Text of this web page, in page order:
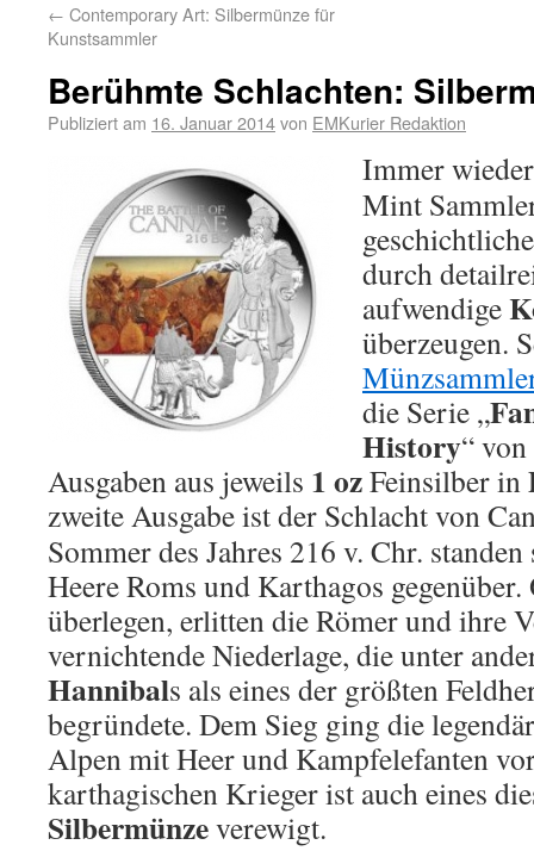
← Contemporary Art: Silbermünze für
Kunstsammler
Berühmte Schlachten:
Publiziert am 16. Januar 2014von EMKurier Redaktion
Immer
Mint
durch
aufwendige
überzeugen.
die Serie „
History“
Ausgaben aus jeweils 1 ozFeinsilber in
zweite Ausgabe ist der Schlacht von
Sommer des Jahres 216 v. Chr.
Heere Roms und Karthagos
überlegen, erlitten die Römer und ihre
vernichtende Niederlage, die unter
Hannibals als eines der größten
begründete. Dem Sieg ging die
Alpen mit Heer und Kampfelefanten
karthagischen Krieger ist auch eines
Silbermünzeverewigt.